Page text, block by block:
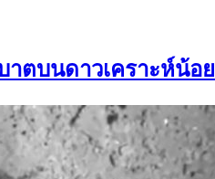
าตบนดาวเคราะห์น้อย